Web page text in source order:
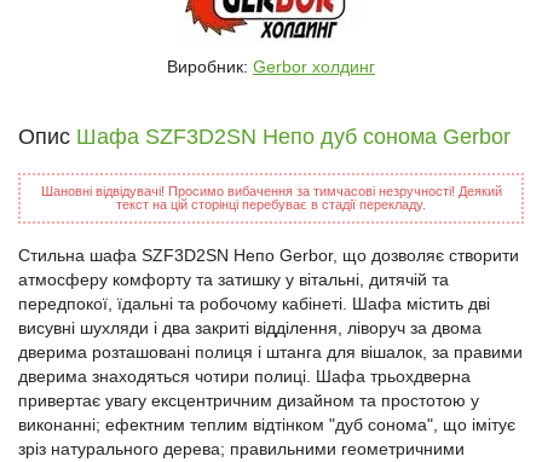
Виробник: Gerbor холдинг
Опис Шафа SZF3D2SN Непо дуб сонома Gerbor
Шановні відвідувачі! Просимо вибачення за тимчасові незручності! Деякий
текст на цій сторінці перебуває в стадії перекладу.
Стильна шафа SZF3D2SN Непо Gerbor, що дозволяє створити
атмосферу комфорту та затишку у вітальні, дитячій та
передпокої, їдальні та робочому кабінеті. Шафа містить дві
висувні шухляди і два закриті відділення, ліворуч за двома
дверима розташовані полиця і штанга для вішалок, за правими
дверима знаходяться чотири полиці. Шафа трьохдверна
привертає увагу ексцентричним дизайном та простотою у
виконанні; ефектним теплим відтінком "дуб сонома", що імітує
зріз натурального дерева; правильними геометричними